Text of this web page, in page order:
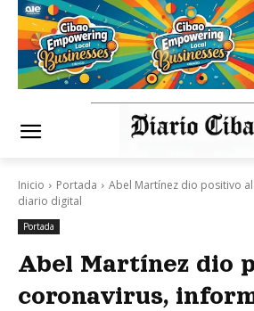
Inicio Portada
Abel Martínez dio positivo
diario digital
Portada
Abel Martínez dio
coronavirus,